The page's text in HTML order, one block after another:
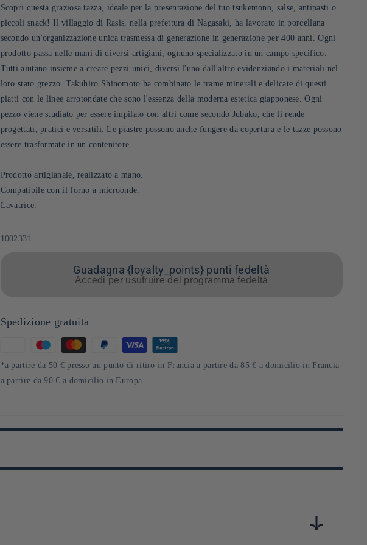
Scopri questa graziosa tazza, ideale per la presentazione del tuo tsukemono, salse, antipasti o
piccoli snack! Il villaggio di Rasis, nella prefettura di Nagasaki, ha lavorato in porcellana
secondo un'organizzazione unica trasmessa di generazione in generazione per 400 anni. Ogni
prodotto passa nelle mani di diversi artigiani, ognuno specializzato in un campo specifico.
Tutti aiutano insieme a creare pezzi unici, diversi l'uno dall'altro evidenziando i materiali nel
loro stato grezzo. Takuhiro Shinomoto ha combinato le trame minerali e delicate di questi
piatti con le linee arrotondate che sono l'essenza della moderna estetica giapponese. Ogni
pezzo viene studiato per essere impilato con altri come secondo Jubako, che li rende
progettati, pratici e versatili. Le piastre possono anche fungere da copertura e le tazze possono
essere trasformate in un contenitore.
Prodotto artigianale, realizzato a mano.
Compatibile con il forno a microonde.
Lavatrice.
SKU:
1002331
Guadagna {loyalty_points} punti fedeltà
Accedi per usufruire del programma fedeltà
Spedizione gratuita
di
pagamento
*a partire da 50 € presso un punto di ritiro in Francia a partire da 85 € a domicilio in Francia
a partire da 90 € a domicilio in Europa